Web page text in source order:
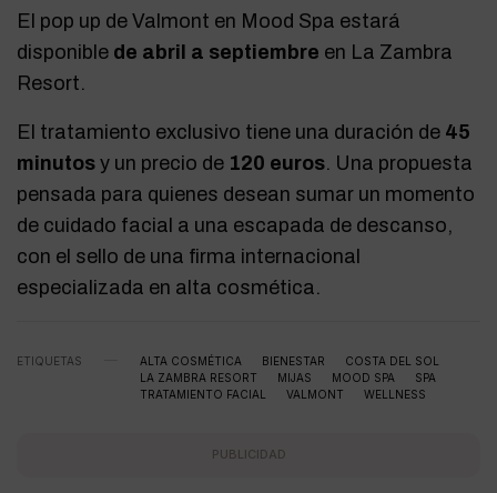
El pop up de Valmont en Mood Spa estará
disponible de abril a septiembre en La Zambra
Resort.
El tratamiento exclusivo tiene una duración de 45
minutos y un precio de 120 euros. Una propuesta
pensada para quienes desean sumar un momento
de cuidado facial a una escapada de descanso,
con el sello de una firma internacional
especializada en alta cosmética.
ETIQUETAS ALTA COSMÉTICA BIENESTAR
COSTA DEL SOL
LA ZAMBRA RESORT
MIJAS MOOD SPA
SPA
TRATAMIENTO FACIAL
VALMONT WELLNESS
PUBLICIDAD